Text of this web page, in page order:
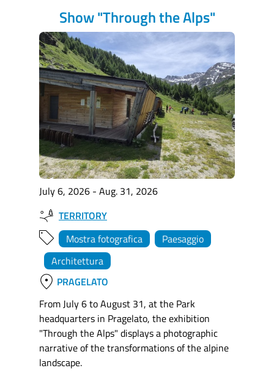
Show "Through the Alps"
July 6, 2026 - Aug. 31, 2026
TERRITORY
Mostra fotografica
Paesaggio
Architettura
location_on PRAGELATO
From July 6 to August 31, at the Park
headquarters in Pragelato, the exhibition
"Through the Alps" displays a photographic
narrative of the transformations of the alpine
landscape.